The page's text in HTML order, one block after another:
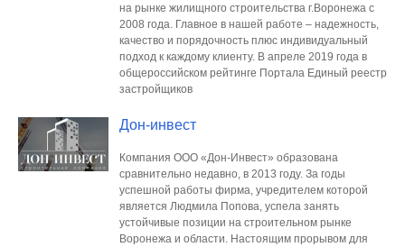
на рынке жилищного строительства г.Воронежа с
2008 года. Главное в нашей работе – надежность,
качество и порядочность плюс индивидуальный
подход к каждому клиенту. В апреле 2019 года в
общероссийском рейтинге Портала Единый реестр
застройщиков
Дон-инвест
Компания ООО «Дон-Инвест» образована
сравнительно недавно, в 2013 году. За годы
успешной работы фирма, учредителем которой
является Людмила Попова, успела занять
устойчивые позиции на строительном рынке
Воронежа и области. Настоящим прорывом для